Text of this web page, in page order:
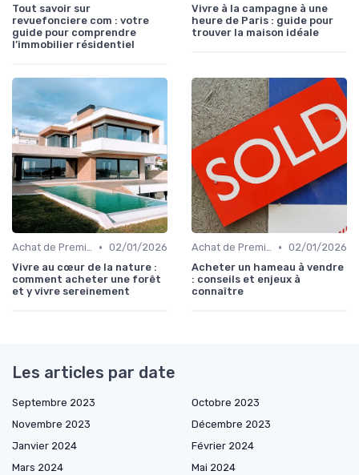
Tout savoir sur
revuefonciere com : votre
guide pour comprendre
l’immobilier résidentiel
Vivre à la campagne à une
heure de Paris : guide pour
trouver la maison idéale
Achat de Première Maison • 02/01/2026
Vivre au cœur de la nature :
comment acheter une forêt
et y vivre sereinement
Achat de Première Maison • 02/01/2026
Acheter un hameau à vendre
: conseils et enjeux à
connaître
Les articles par date
Septembre 2023
Octobre 2023
Novembre 2023
Décembre 2023
Janvier 2024
Février 2024
Mars 2024
Mai 2024